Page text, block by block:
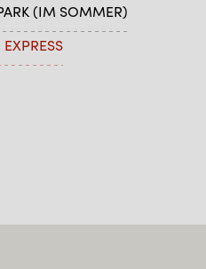
(IM SOMMER)